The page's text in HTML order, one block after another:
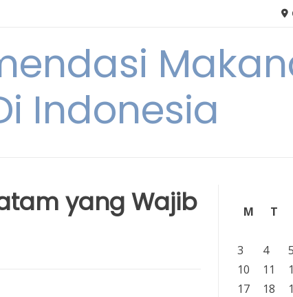
Indonesia
yang Wajib
M
T
3
4 5
10
11
17
18